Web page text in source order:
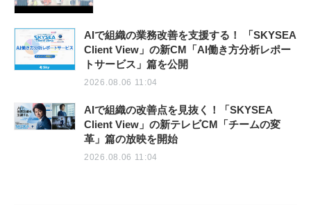
AIで組織の業務改善を支援する！ 「SKYSEA
Client View」の新CM「AI働き方分析レポー
トサービス」篇を公開
2026.08.06 11:04
AIで組織の改善点を見抜く！「SKYSEA
Client View」の新テレビCM「チームの変
革」篇の放映を開始
2026.08.06 11:04